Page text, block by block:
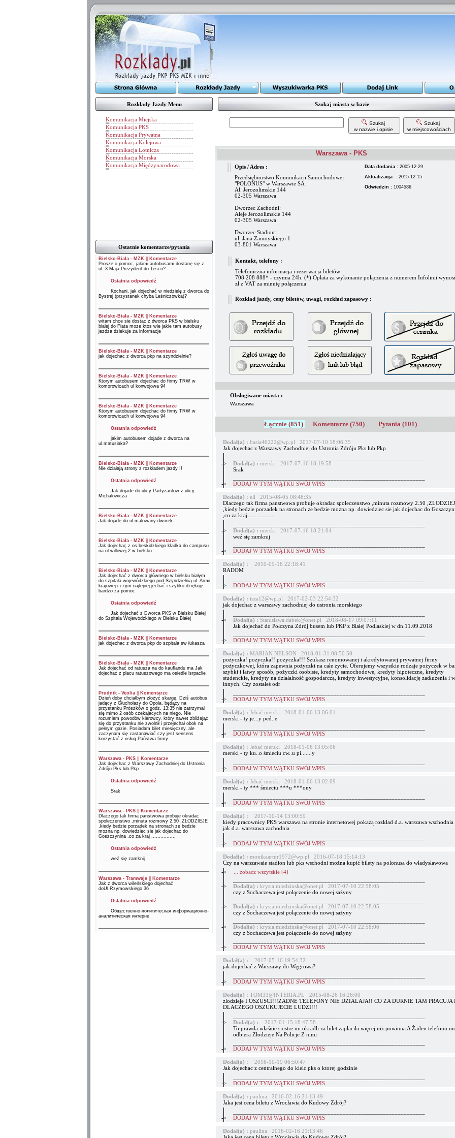
Rozkłady Jazdy Menu
Komunikacja Miejska
Komunikacja PKS
Komunikacja Prywatna
Komunikacja Kolejowa
Komunikacja Lotnicza
Komunikacja Morska
Komunikacja Międzynarodowa
Ostatnie komentarze/pytania
Bielsko-Biała - MZK||
Komentarze
Prosze o pomoc, jakimi autobusami dostanę się z
ul. 3 Maja Prezydent do Tesco?
Ostatnia odpowiedź
Kochani, jak dojechać w niedzielę z dworca do
Bystrej (przystanek chyba Leśniczówka)?
Bielsko-Biała - MZK||
Komentarze
witam chce sie dostac z dworca PKS w bielsku
bialej do Fiata moze ktos wie jakie tam autobusy
jezdza dziekuje za informacje
Bielsko-Biała - MZK||
Komentarze
jak dojechac z dworca pkp na szyndzielnie?
Bielsko-Biała - MZK||
Komentarze
Ktorym autobusem dojechac do firmy TRW w
komorowicach ul konwojowa 94
Bielsko-Biała - MZK||
Komentarze
Ktorym autobusem dojechac do firmy TRW w
komorowicach ul konwojowa 94
Ostatnia odpowiedź
jakim autobusem dojade z dworca na
ul.matusiaka?
Bielsko-Biała - MZK||
Komentarze
Nie działają strony z rozkładem jazdy !!
Ostatnia odpowiedź
Jak dojade do ulicy Partyzantow z ulicy
Michalowicza
Bielsko-Biała - MZK||
Komentarze
Jak dojadę do ul.malowany dworek
Bielsko-Biała - MZK||
Komentarze
Jak dojechaç z os.beskidzkiego kładka do campusu
na ul.willowej 2 w bielsku
Bielsko-Biała - MZK||
Komentarze
Jak dojechać z dworca głównego w bielsku białym
do szpitala wojewódzkiego pod Szyndzielnią ul. Armii
krajowej i czym najlepiej jechać i szybko dziękuję
bardzo za pomoc
Ostatnia odpowiedź
Jak dojechać z Dworca PKS w Bielsku Białej
do Szpitala Wojewódzkiego w Bielsku Białej
Bielsko-Biała - MZK||
Komentarze
jak dojechac z dworca pkp do szpitala sw łukasza
Bielsko-Biała - MZK||
Komentarze
Jak dojechać od ratusza na do kauflandu ma Jak
dojechać z placu ratuszowego ma osiedle lsrpaclie
Prudnik - Veolia||
Komentarze
Dzień doby chciałbym złożyć skargę. Dziś autobus
jadący z Głuchołazy do Opola, będący na
przystanku Prószków o godz. 13:35 nie zatrzymał
się mimo 2 osób czekajacych na niego. Nie
rozumiem powodów kierowcy, który nawet zbliżając
się do przystanku nie zwolnił i przejechał obok na
pełnym gazie. Posiadam bilet miesięczny, ale
zaczynam się zastanawiać czy jest sensens
korzystać z usług Państwa firmy.
Warszawa - PKS||
Komentarze
Jak dojechac z Warszawy Zachodniej do Ustronia
Zdróju Pks lub Pkp
Ostatnia odpowiedź
Srak
Warszawa - PKS||
Komentarze
Dlaczego tak firma panstwowa probuje okradac
spoleczenstwo ,minuta rozmowy 2.50 ,ZLODZIEJE
,kiedy bedzie porzadek na stronach ze bedzie
mozna np. dowiedziec sie jak dojechac do
Goszczynina ,co za kraj ................
Ostatnia odpowiedź
weź się zamknij
Warszawa - Tramwaje||
Komentarze
Jak z dworca wileńskiego dojechać
doUl.Rzymowskiego 36
Ostatnia odpowiedź
Общественно-политическая информационно-
аналитическая интерне
Szukaj miasta w bazie
Szukaj
w nazwie i opisie
Szukaj
w miejscowościach
Warszawa - PKS
Opis / Adres : Data dodania : 2005-12-29
Przedsiębiorstwo Komunikacji Samochodowej
"POLONUS" w Warszawie SA
Al. Jerozolimskie 144
02-305 Warszawa
Dworzec Zachodni:
Aleje Jerozolimskie 144
02-305 Warszawa
Dworzec Stadion:
ul. Jana Zamoyskiego 1
03-801 Warszawa
Aktualizacja : 2015-12-15
Odwiedzin : 1004586
Kontakt, telefony :
Telefoniczna informacja i rezerwacja biletów
708 208 888* - czynna 24h. (*) Opłata za wykonanie połączenia z numerem Infolinii
zł z VAT za minutę połączenia
Rozkład jazdy, ceny biletów, uwagi, rozkład zapasowy :
Obsługiwane miasta :
Warszawa
Łącznie (851) Komentarze (750) Pytania (101)
Dodał(a) : basia46222@wp.pl 2017-07-10 18:06:35
Jak dojechac z Warszawy Zachodniej do Ustronia Zdróju Pks lub Pkp
->
Dodał(a) : merski 2017-07-16 18:19:58
Srak
->
DODAJ W TYM WĄTKU SWÓJ WPIS
Dodał(a) : ell 2015-08-05 08:48:35
Dlaczego tak firma panstwowa probuje okradac spoleczenstwo ,minuta rozmowy 2.50
,kiedy bedzie porzadek na stronach ze bedzie mozna np. dowiedziec sie jak dojechac do
,co za kraj ................
->
Dodał(a) : merski 2017-07-16 18:21:04
weź się zamknij
->
DODAJ W TYM WĄTKU SWÓJ WPIS
Dodał(a) :
2010-09-16 22:18:41
RADOM
->
DODAJ W TYM WĄTKU SWÓJ WPIS
Dodał(a) : isza12@wp.pl 2017-02-03 22:54:32
jak dojechac z warszawy zachodniej do ustronia morskiego
->
Dodał(a) : Stanisława.dabek@onet.pl 2018-08-17 09:07:11
Jak dojechać do Połczyna Zdrój busem lub PKP z Białej Podlaskiej w dn.11.09.2018
->
DODAJ W TYM WĄTKU SWÓJ WPIS
Dodał(a) : MARIAN NELSON 2018-01-31 08:50:50
pożyczka! pożyczka!! pożyczka!!! Szukasz renomowanej i akredytowanej prywatnej firmy
pożyczkowej, która zapewnia pożyczki na całe życie. Oferujemy wszystkie rodzaje pożyczek w
szybki i łatwy sposób, pożyczki osobiste, kredyty samochodowe, kredyty hipoteczne, kredyty
studenckie, kredyty na działalność gospodarczą, kredyty inwestycyjne, konsolidację zadłużenia i
innych. Czy zostałeś odr
->
DODAJ W TYM WĄTKU SWÓJ WPIS
Dodał(a) : Jebać merski 2018-01-06 13:06:01
merski - ty je...y ped..e
->
DODAJ W TYM WĄTKU SWÓJ WPIS
Dodał(a) : Jebać merski 2018-01-06 13:05:06
merski - ty ku..o śmieciu cw..u pi.......y
->
DODAJ W TYM WĄTKU SWÓJ WPIS
Dodał(a) : Jebać merski 2018-01-06 13:02:09
merski - ty *** śmieciu ***u ***ony
->
DODAJ W TYM WĄTKU SWÓJ WPIS
Dodał(a) :
2017-10-14 13:00:59
kiedy pracownicy PKS warszawa na stronie internetowej pokażą rozkład d.a. warszawa wschodnia
jak d.a. warszawa zachodnia
->
DODAJ W TYM WĄTKU SWÓJ WPIS
Dodał(a) : monikaartur1972@wp.pl 2016-07-18 15:14:13
Czy na warszawaie stadion lub pks wschodni można kupić bilety na polonusa do władysławowa
->
... zobacz wszytskie [4]
->
Dodał(a) : krysia.miedzinska@onet.pl 2017-07-10 22:58:05
czy z Sochaczewa jest połączenie do nowej sażyny
->
Dodał(a) : krysia.miedzinska@onet.pl 2017-07-10 22:58:05
czy z Sochaczewa jest połączenie do nowej sażyny
->
Dodał(a) : krysia.miedzinska@onet.pl 2017-07-10 22:58:06
czy z Sochaczewa jest połączenie do nowej sażyny
->
DODAJ W TYM WĄTKU SWÓJ WPIS
Dodał(a) :
2017-05-16 19:54:32
jak dojechać z Warszawy do Węgrowa?
->
DODAJ W TYM WĄTKU SWÓJ WPIS
Dodał(a) : TOM33@INTERIA.PL 2015-08-26 16:26:00
zlodzieje I OSZUSCI!!!ZADNE TELEFONY NIE DZIALAJA!! CO ZA DURNIE TAM PRACUJA
DLACZEGO OSZUKUJECIE LUDZI!!!
->
Dodał(a) :
2017-01-15 18:47:58
To prawda właśnie siostre mi okradli za bilet zapłaciła więcej niż powinna A Żaden telefonu
odbiera Złodzieje Na Policje Z nimi
->
DODAJ W TYM WĄTKU SWÓJ WPIS
Dodał(a) :
2016-10-19 06:50:47
Jak dojechac z centralnego do kielc pks o ktorej godzinie
->
DODAJ W TYM WĄTKU SWÓJ WPIS
Dodał(a) : paulina 2016-02-16 21:13:49
Jaka jest cena biletu z Wrocławia do Kudowy Zdrój?
->
DODAJ W TYM WĄTKU SWÓJ WPIS
Dodał(a) : paulina 2016-02-16 21:13:46